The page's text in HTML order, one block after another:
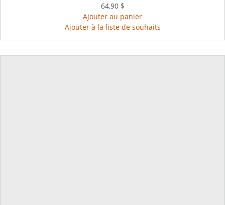
64,90 $
Ajouter au panier
Ajouter à la liste de souhaits